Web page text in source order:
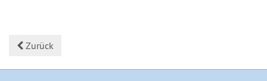
Zurück